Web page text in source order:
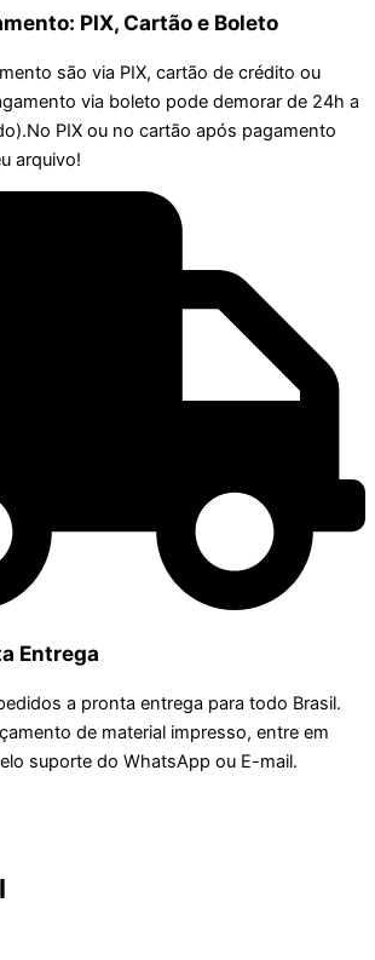
PIX, Cartão e Boleto
são via PIX, cartão de crédito ou
via boleto pode demorar de 24h a
PIX ou no cartão após pagamento
arquivo!
Entrega
a pronta entrega para todo Brasil.
de material impresso, entre em
suporte do WhatsApp ou E-mail.